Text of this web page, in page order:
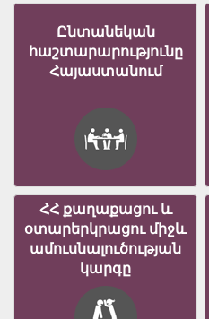
Ընտանեկան
հաշտարարությունը
Հայաստանում
ՀՀ քաղաքացու և
օտարերկրացու միջև
ամուսնալուծության
կարգը